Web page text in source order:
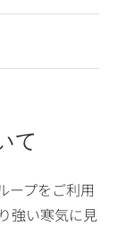
て
ープをご利用
強い寒気に見